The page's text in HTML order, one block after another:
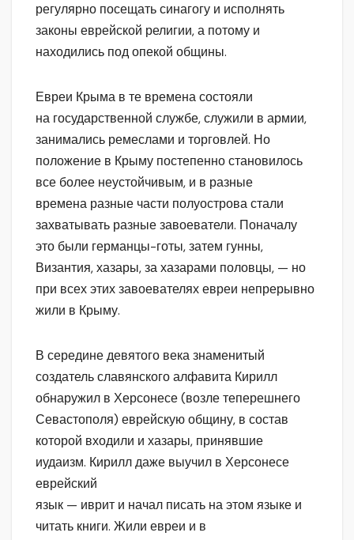
регулярно посещать синагогу и исполнять
законы еврейской религии, а потому и
находились под опекой общины.
Евреи Крыма в те времена состояли
на государственной службе, служили в армии,
занимались ремеслами и торговлей. Но
положение в Крыму постепенно становилось
все более неустойчивым, и в разные
времена разные части полуострова стали
захватывать разные завоеватели. Поначалу
это были германцы-готы, затем гунны,
Византия, хазары, за хазарами половцы, — но
при всех этих завоевателях евреи непрерывно
жили в Крыму.
В середине девятого века знаменитый
создатель славянского алфавита Кирилл
обнаружил в Херсонесе (возле теперешнего
Севастополя) еврейскую общину, в состав
которой входили и хазары, принявшие
иудаизм. Кирилл даже выучил в Херсонесе
еврейский
язык — иврит и начал писать на этом языке и
читать книги. Жили евреи и в